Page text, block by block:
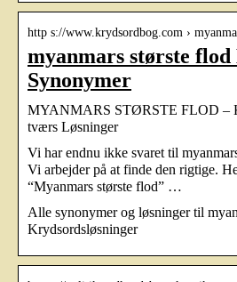
http s://www.krydsordbog.com ›
myanmars største
Synonymer
MYANMARS STØRSTE FLOD –
tværs Løsninger
Vi har endnu ikke svaret til
Vi arbejder på at finde den rigtige.
“Myanmars største flod” …
Alle synonymer og løsninger til
Krydsordsløsninger